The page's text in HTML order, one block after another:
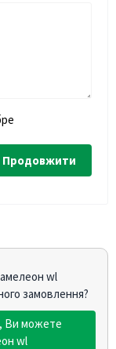
Продовжити
wl
замовлення?
Ви можете
wl